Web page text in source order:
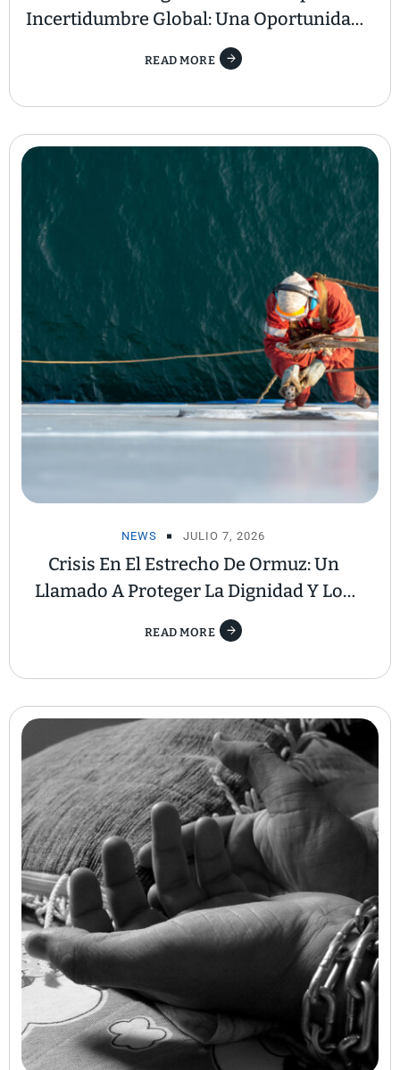
Incertidumbre Global: Una Oportunidad
Para Reafirmar Nuestra Humanidad
READ MORE
NEWS JULIO 7, 2026
Crisis En El Estrecho De Ormuz: Un
Llamado A Proteger La Dignidad Y Los
Derechos De Los Trabajadores
Marítimos
READ MORE